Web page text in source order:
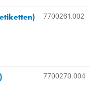
7700261.002
7700270.004